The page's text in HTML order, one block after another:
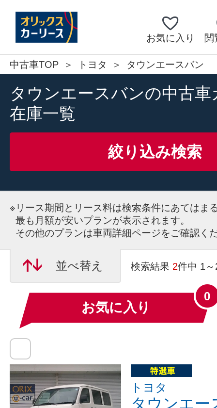
お気に入り 閲
中古車TOP トヨタ タウンエースバン
タウンエースバンの中古車
在庫一覧
絞り込み検索
※ リース期間とリース料は検索条件にあてはま
最も月額が安いプランが表示されます。
その他のプランは車両詳細ページをご確認く
並べ替え 検索結果 2件中 1
お気に入り
0
トヨタ
タウンエ